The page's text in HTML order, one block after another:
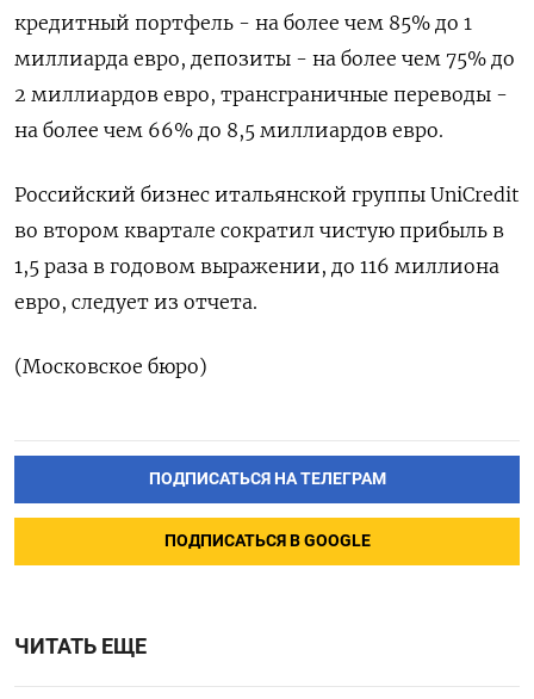
кредитный портфель - на более чем 85% до 1
миллиарда евро, депозиты - на более чем 75% до
2 миллиардов евро, трансграничные переводы -
на более чем 66% до 8,5 миллиардов евро.
Российский бизнес итальянской группы UniCredit
во втором квартале сократил чистую прибыль в
1,5 раза в годовом выражении, до 116 миллиона
евро, следует из отчета.
(Московское бюро)
ПОДПИСАТЬСЯ НА ТЕЛЕГРАМ
ПОДПИСАТЬСЯ В GOOGLE
ЧИТАТЬ ЕЩЕ